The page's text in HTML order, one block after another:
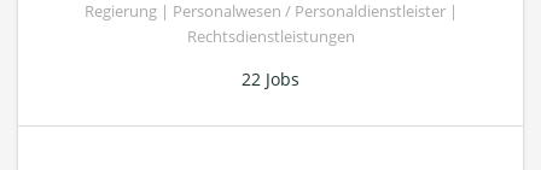
Regierung | Personalwesen / Personaldienstleister |
Rechtsdienstleistungen
22 Jobs